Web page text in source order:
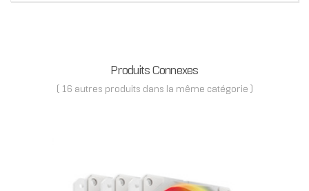
Produits Connexes
( 16 autres produits dans la même catégorie )